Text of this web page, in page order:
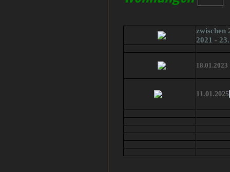
zwischen
‎2021 -
18.01.2023
11.01.2025